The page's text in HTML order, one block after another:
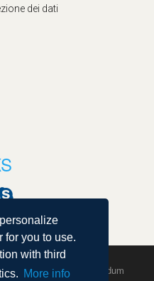
for you to use.
with third
More info
dei dati
| Powered by Agendum